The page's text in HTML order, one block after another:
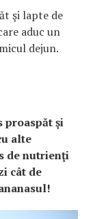
şi lapte de
aduc un
dejun.
proaspăt şi
alte
de nutrienţi
cât de